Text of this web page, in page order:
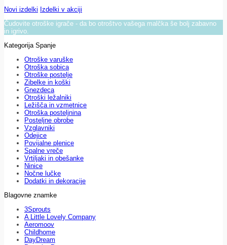
Novi izdelki Izdelki v akciji
Čudovite otroške igrače - da bo otroštvo vašega malčka še bolj zabavno
in igrivo.
Kategorija Spanje
Otroške varuške
Otroška sobica
Otroške postelje
Zibelke in koški
Gnezdeca
Otroški ležalniki
Ležišča in vzmetnice
Otroška posteljnina
Posteljne obrobe
Vzglavniki
Odejice
Povijalne plenice
Spalne vreče
Vrtiljaki in obešanke
Ninice
Nočne lučke
Dodatki in dekoracije
Blagovne znamke
3Sprouts
A Little Lovely Company
Aeromoov
Childhome
DayDream